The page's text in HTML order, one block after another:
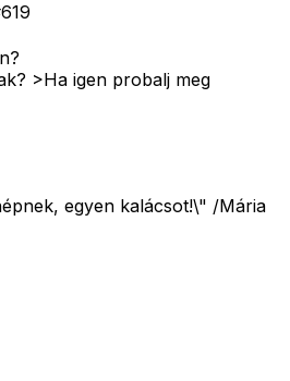
619
>Ha igen probalj meg
egyen kalácsot!\" /Mária